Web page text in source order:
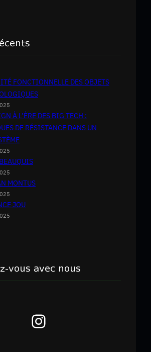
FONCTIONNELLE DES OBJETS
À L’ÈRE DES BIG TECH :
DE RÉSISTANCE DANS UN
MONTUS
JOU
vous avec nous
Instagram